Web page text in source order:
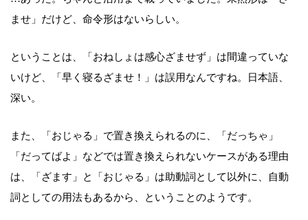
ませ」だけど、命令形はないらしい。
ということは、「おねしょは感心ざませず」は間違っていな
いけど、「早く寝るざませ！」は誤用なんですね。日本語、
深い。
また、「おじゃる」で置き換えられるのに、「だっちゃ」
「だってばよ」などでは置き換えられないケースがある理由
は、「ざます」と「おじゃる」は助動詞として以外に、自動
詞としての用法もあるから、ということのようです。